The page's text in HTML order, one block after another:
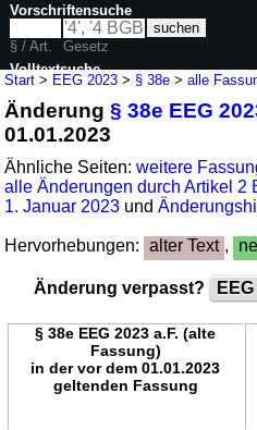
Start > EEG 2023 > § 38e >alle
Änderung§ 38e EEG
01.01.2023
Ähnliche Seiten:weitere
alle Änderungen durch Artikel 2
1. Januar 2023 und
Hervorhebungen: alter Text ,
Änderung verpasst?
§ 38e EEG 2023 a.F. (alte
Fassung)
in der vor dem 01.01.2023
geltenden Fassung
Vorschriftensuche
§ / Art.
Gesetz
Volltextsuche
nur in EEG 2023